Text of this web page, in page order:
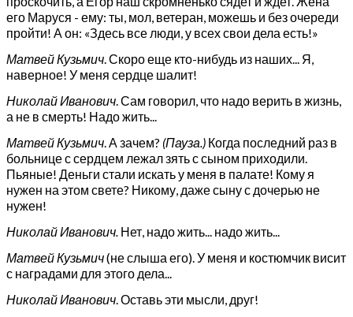
его Маруся - ему: ты, мол, ветеран, можешь и без очереди
пройти! А он: «Здесь все люди, у всех свои дела есть!»
Матвей Кузьмич. Скоро еще кто-нибудь из наших... Я,
наверное! У меня сердце шалит!
Николай Иванович. Сам говорил, что надо верить в жизнь,
а не в смерть! Надо жить...
Матвей Кузьмич. А зачем? (Пауза.) Когда последний раз в
больнице с сердцем лежал зять с сыном приходили.
Пьяные! Деньги стали искать у меня в палате! Кому я
нужен на этом свете? Никому, даже сыну с дочерью не
нужен!
Николай Иванович. Нет, надо жить... надо жить...
Матвей Кузьмич(не слыша его). У меня и костюмчик висит
с наградами для этого дела...
Николай Иванович. Оставь эти мысли, друг!